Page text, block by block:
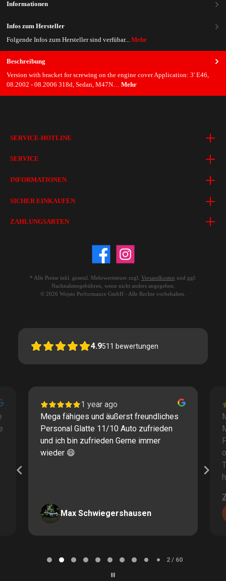
Beschreibung
Version with bracket for screwing on the engine cover Application: 3' E46,
08.2002 - 08.2006 318d, Sedan, M47N… Mehr
Informationen
Infos zum Hersteller
Folgende Infos zum Hersteller sind verfübar... Mehr
SERVICE-HOTLINE
SERVICE
INFORMATIONEN
SICHER EINKAUFEN
ZAHLUNGSARTEN
* Alle Preise inkl. gesetzl. Mehrwertsteuer zzgl. Versandkosten und ggf.
Nachnahmegebühren, wenn nicht anders angegeben.
© 2026 Wojsto Performance GmbH - Alle Rechte vorbehalten.
4.9511 bewertungen
1 year ago
Mega fähiges und äußerst freundliches
Personal Glatte 11/10 Auto zufrieden
und ich bin zufrieden Gerne immer
wieder 😄
Max Schwiegershausen
2 / 60